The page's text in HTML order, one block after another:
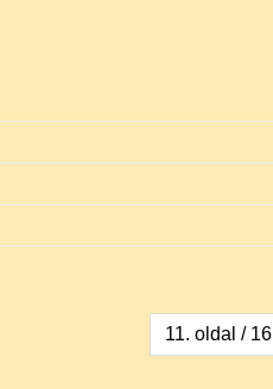
11. oldal / 16